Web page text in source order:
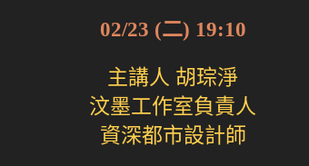
02/23 (二) 19:10
主講人 胡琮淨
汶墨工作室負責人
資深都市設計師